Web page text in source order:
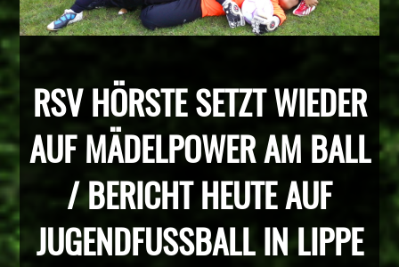
RSV HÖRSTE SETZT WIEDER
AUF MÄDELPOWER AM BALL
/ BERICHT HEUTE AUF
JUGENDFUSSBALL IN LIPPE